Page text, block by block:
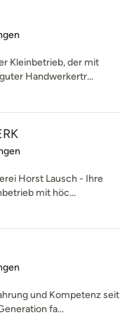
von 5 Sternen
Kleinbetrieb, der mit
Handwerkertr...
von 5 Sternen
Horst Lausch - Ihre
mit höc...
von 5 Sternen
und Kompetenz seit
fa...